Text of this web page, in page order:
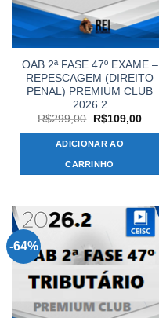
OAB 2ª FASE 47º EXAME –
REPESCAGEM (DIREITO
PENAL) PREMIUM CLUB
2026.2
R$299,00
O
original
era:
R$299,00.
R$109,00O
ADICIONAR AO
CARRINHO
-64%